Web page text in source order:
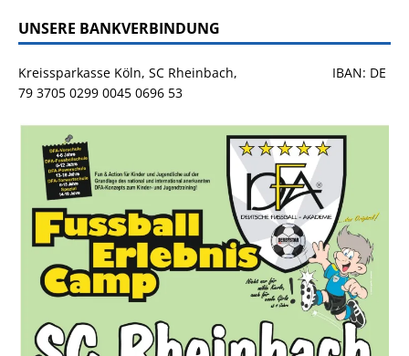
UNSERE BANKVERBINDUNG
Kreissparkasse Köln, SC Rheinbach, IBAN: DE
79 3705 0299 0045 0696 53